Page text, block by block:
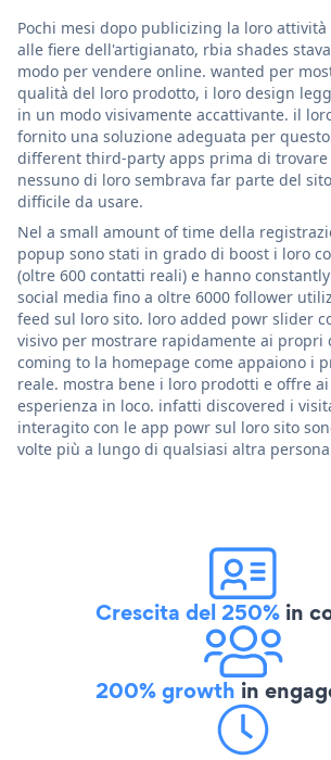
Pochi mesi dopo publicizing la loro
alle fiere dell'artigianato, rbia shades
modo per vendere online. wanted per
qualità del loro prodotto, i loro design
in un modo visivamente accattivante. il
fornito una soluzione adeguata per
different third-party apps prima di
nessuno di loro sembrava far parte del
difficile da usare.
Nel a small amount of time della
popup sono stati in grado di boost i loro
(oltre 600 contatti reali) e hanno
social media fino a oltre 6000 follower
feed sul loro sito. loro added powr slider
visivo per mostrare rapidamente ai propri
coming to la homepage come appaiono i
reale. mostra bene i loro prodotti e offre
esperienza in loco. infatti discovered i
interagito con le app powr sul loro sito
volte più a lungo di qualsiasi altra
Crescita del 250% in
200% growth in